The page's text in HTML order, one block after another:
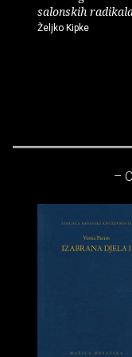
salonskih
Željko Kipke
–